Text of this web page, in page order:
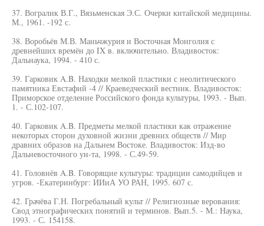
37. Вогралик В.Г., Вязьменская Э.С. Очерки китайской медицины.
М., 1961. -192 с.
38. Воробьёв М.В. Маньчжурия и Восточная Монголия с
древнейших времён до IX в. включительно. Владивосток:
Дальнаука, 1994. - 410 с.
39. Гарковик A.B. Находки мелкой пластики с неолитического
памятника Евстафий -4 // Краеведческий вестник. Владивосток:
Приморское отделение Российского фонда культуры, 1993. - Вып.
1. - С.102-107.
40. Гарковик A.B. Предметы мелкой пластики как отражение
некоторых сторон духовной жизни древних обществ // Мир
дравних образов на Дальнем Востоке. Владивосток: Изд-во
Дальневосточного ун-та, 1998. - С.49-59.
41. Головнёв A.B. Говорящие культуры: традиции самодийцев и
угров. -Екатеринбург: ИИиА УО РАН, 1995. 607 с.
42. Грачёва Г.Н. Погребальный культ // Религиозные верования:
Свод этнографических понятий и терминов. Вып.5. - М.: Наука,
1993. - С. 154158.